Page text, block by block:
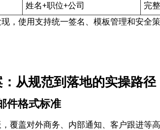
姓名+职位+公司
完
，使用支持统一签名、模板管理和安全
从规范到落地的实操路径
件格式标准
覆盖对外商务、内部通知、客户跟进等